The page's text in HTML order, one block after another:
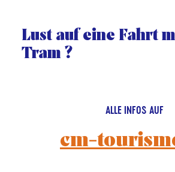
Lust auf eine Fahrt
Tram ?
ALLE INFOS AUF
cm-